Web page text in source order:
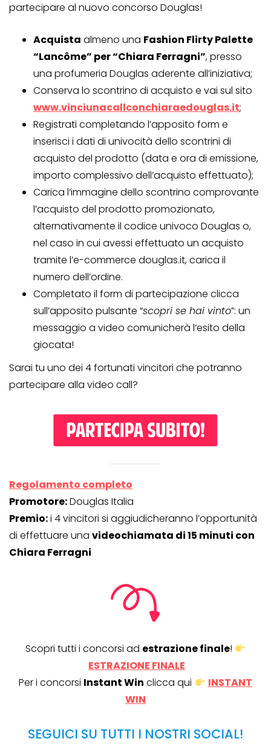
partecipare al nuovo concorso Douglas!
Acquista almeno una Fashion Flirty Palette
“Lancôme” per “Chiara Ferragni”, presso
una profumeria Douglas aderente all’iniziativa;
Conserva lo scontrino di acquisto e vai sul sito
www.vinciunacallconchiaraedouglas.it;
Registrati completando l’apposito form e
inserisci i dati di univocità dello scontrini di
acquisto del prodotto (data e ora di emissione,
importo complessivo dell’acquisto effettuato);
Carica l’immagine dello scontrino comprovante
l’acquisto del prodotto promozionato,
alternativamente il codice univoco Douglas o,
nel caso in cui avessi effettuato un acquisto
tramite l’e-commerce douglas.it, carica il
numero dell’ordine.
Completato il form di partecipazione clicca
sull’apposito pulsante “scopri se hai vinto”: un
messaggio a video comunicherà l’esito della
giocata!
Sarai tu uno dei 4 fortunati vincitori che potranno
partecipare alla video call?
Regolamento completo
Promotore:Douglas Italia
Premio:i 4 vincitori si aggiudicheranno l’opportunità
di effettuare una videochiamata di 15 minuti con
Chiara Ferragni
Scopri tutti i concorsi ad estrazione finale!
ESTRAZIONE FINALE
Per i concorsi Instant Win clicca qui
INSTANT
WIN
SEGUICI SU TUTTI I NOSTRI SOCIAL!